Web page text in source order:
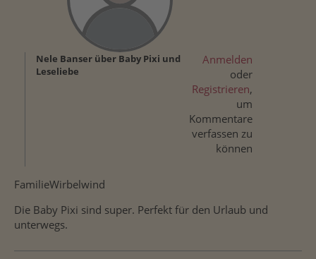
FamilieWirbelwind
Nele Banser über Baby Pixi und
Leseliebe
Anmelden
oder
Registrieren,
um
Kommentare
verfassen zu
können
Die Baby Pixi sind super. Perfekt für den Urlaub und
unterwegs.